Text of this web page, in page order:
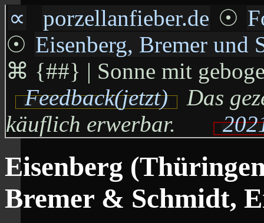
∝ porzellanfieber.de ☉
☉ Eisenberg, Bremer und
⌘ {##} | Sonne mit
Feedback(jetzt)
Das
käuflich erwerbar.
Eisenberg
Bremer & Schmidt,